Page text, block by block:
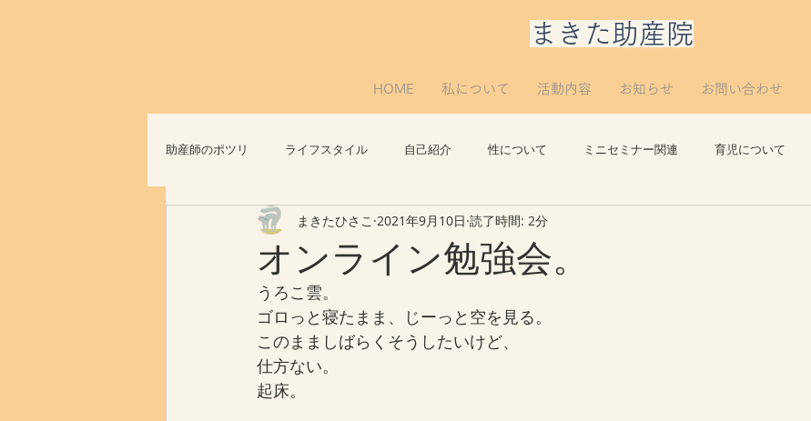
​まきた助産院
HOME 私について 活動内容 お知らせ お問い合わせ
助産師のポツリ ライフスタイル 自己紹介 性について ミニセミナー関連 育児について
おっぱいについて 思い出 講義について
オンライン勉強会。
まきたひさこ 2021年9月10日 読了時間: 2分
うろこ雲。
ゴロっと寝たまま、じーっと空を見る。
このまましばらくそうしたいけど、
仕方ない。
起床。